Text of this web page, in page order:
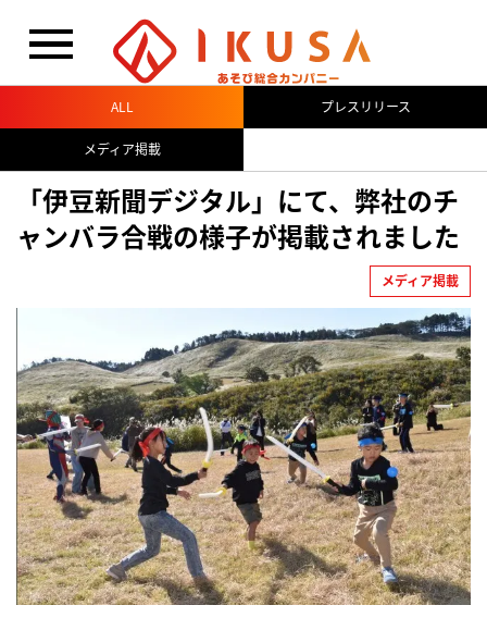
ALL プレスリリース
メディア掲載
「伊豆新聞デジタル」にて、弊社のチ
ャンバラ合戦の様子が掲載されました
メディア掲載